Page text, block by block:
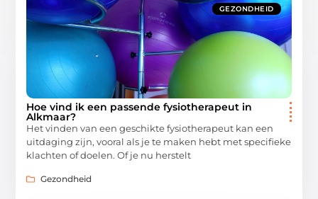
GEZONDHEID
Hoe vind ik een passende fysiotherapeut in
Alkmaar?
Het vinden van een geschikte fysiotherapeut kan een
uitdaging zijn, vooral als je te maken hebt met specifieke
klachten of doelen. Of je nu herstelt
Gezondheid